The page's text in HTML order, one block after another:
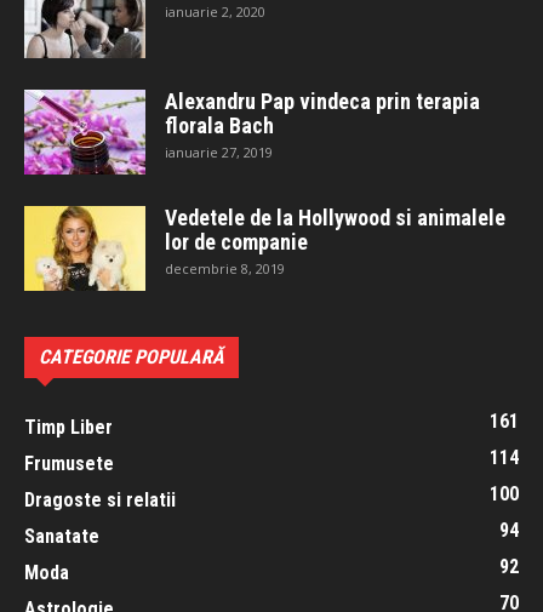
ianuarie 2, 2020
Alexandru Pap vindeca prin terapia
florala Bach
ianuarie 27, 2019
Vedetele de la Hollywood si animalele
lor de companie
decembrie 8, 2019
CATEGORIE POPULARĂ
Timp Liber
161
Frumusete
114
Dragoste si relatii
100
Sanatate
94
Moda
92
70